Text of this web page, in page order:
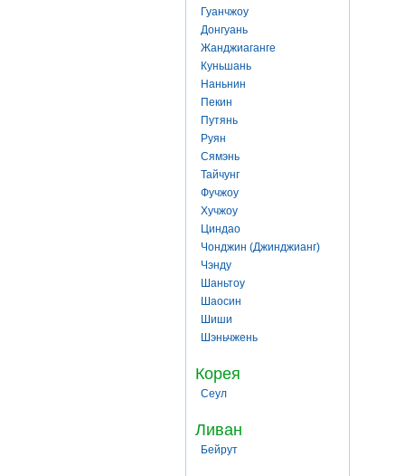
Гуанчжоу
Донгуань
Жанджиаганге
Куньшань
Наньнин
Пекин
Путянь
Руян
Сямэнь
Тайчунг
Фучжоу
Хучжоу
Циндао
Чонджин (Джинджианг)
Чэнду
Шаньтоу
Шаосин
Шиши
Шэньчжень
Корея
Сеул
Ливан
Бейрут